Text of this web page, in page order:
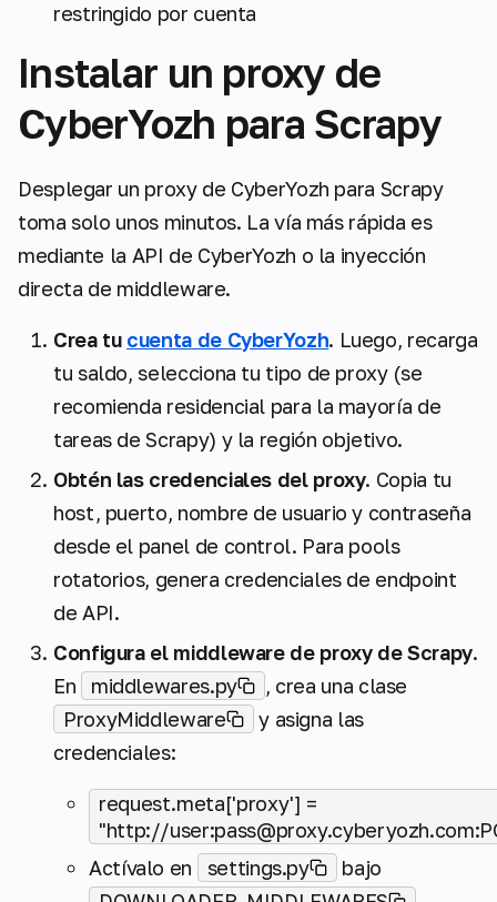
restringido por cuenta
Instalar un proxy de
CyberYozh para Scrapy
Desplegar un proxy de CyberYozh para Scrapy
toma solo unos minutos. La vía más rápida es
mediante la API de CyberYozh o la inyección
directa de middleware.
Crea tu cuenta de CyberYozh. Luego, recarga
tu saldo, selecciona tu tipo de proxy (se
recomienda residencial para la mayoría de
tareas de Scrapy) y la región objetivo.
Obtén las credenciales del proxy. Copia tu
host, puerto, nombre de usuario y contraseña
desde el panel de control. Para pools
rotatorios, genera credenciales de endpoint
de API.
Configura el middleware de proxy de Scrapy.
En
middlewares.py
, crea una clase
ProxyMiddleware
y asigna las
credenciales:
request.meta['proxy'] =
"http://
Actívalo en
settings.py
bajo